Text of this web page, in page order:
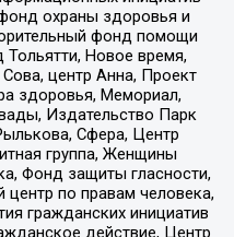
охраны здоровья и
фонд помощи
Новое время,
центр Анна, Проект
здоровья, Мемориал,
Издательство Парк
Сфера, Центр
группа, Женщины
Фонд защиты гласности,
центр по правам человека,
гражданских инициатив
действие, Центр